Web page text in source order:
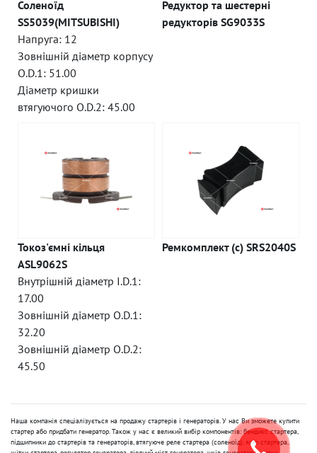
Соленоїд
SS5039(MITSUBISHI)
Напруга: 12
Зовнішній діаметр корпусу
O.D.1: 51.00
Діаметр кришки
втягуючого O.D.2: 45.00
Редуктор та шестерні
редукторів SG9033S
Токоз'ємні кільця
ASL9062S
Внутрішній діаметр I.D.1:
17.00
Зовнішній діаметр O.D.1:
32.20
Зовнішній діаметр O.D.2:
45.50
Ремкомплект (c) SRS2040S
Наша компанія спеціалізується на продажу стартерів і генераторів. У нас Ви зможете купити
стартер або придбати генератор. Також у нас є великий вибір компонентів: бендикс стартера,
підшипники до стартерів та генераторів, втягуюче реле стартера (соленоїд), якір стартера,